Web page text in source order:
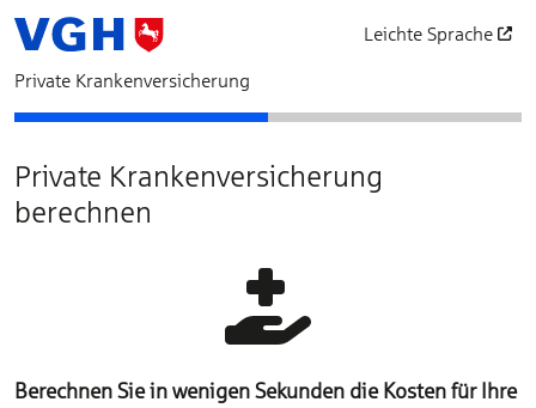
Leichte Sprache
Private Krankenversicherung
Bedarfsermittlung Schutz auswählen
Private Krankenversicherung
berechnen
Berechnen Sie in wenigen Sekunden die Kosten für Ihre